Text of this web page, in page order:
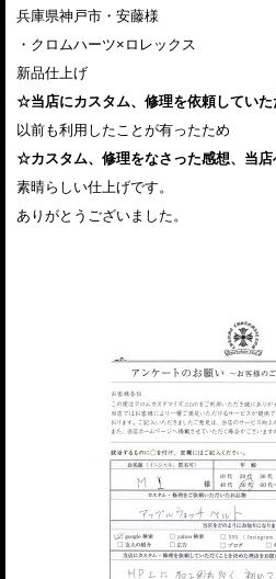
兵庫県神戸市・安藤様
・クロムハーツ×ロレックス
新品仕上げ
☆当店にカスタム、修理を依頼してい
以前も利用したことが有ったため
☆カスタム、修理をなさった感想、当店
素晴らしい仕上げです。
ありがとうございました。